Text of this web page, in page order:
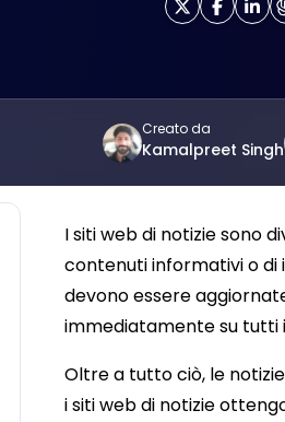
Creato da
Kamalpreet Singh
I siti web di notizie sono
contenuti informativi o di
devono essere
immediatamente su tutti
Oltre a tutto ciò, le
i siti web di notizie